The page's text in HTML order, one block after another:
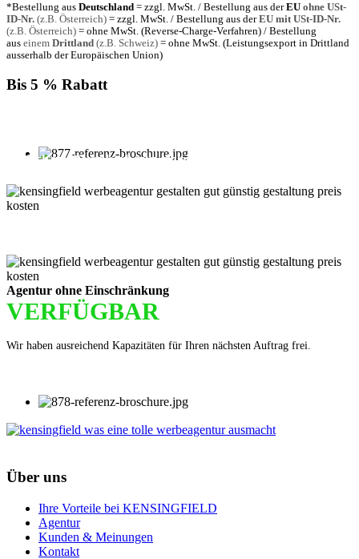
*Bestellung aus Deutschland = zzgl. MwSt. / Bestellung aus derEU ohne USt-
ID-Nr. (z.B. Österreich) = zzgl. MwSt. / Bestellung aus derEU mit USt-ID-Nr.
(z.B. Österreich) = ohne MwSt. (Reverse-Charge-Verfahren) / Bestellung
aus einem Drittland (z.B. Schweiz) = ohne MwSt. (Leistungsexport in Drittland
ausserhalb der Europäischen Union)
Bis 5 % Rabatt
Einfach im Warenkorb auswählen!
Agentur ohne Einschränkung
VERFÜGBAR
Wir haben ausreichend Kapazitäten für Ihren nächsten Auftrag frei.
Über uns
Ihre Vorteile bei KENSINGFIELD
Agentur
Kunden & Meinungen
Kontakt